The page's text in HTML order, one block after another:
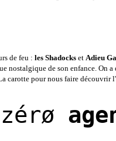
de feu : les Shadockset Adieu
nostalgique de son enfance. On
carotte pour nous faire découvrir
zérø